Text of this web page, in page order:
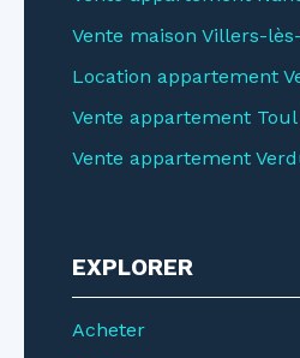
Vente maison Villers-
Location appartement
Vente appartement Toul
Vente appartement
EXPLORER
Acheter